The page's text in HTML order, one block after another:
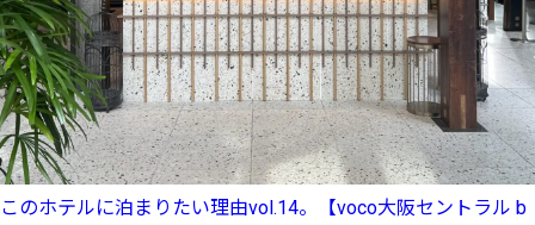
このホテルに泊まりたい理由vol.14。【voco大阪セントラル b